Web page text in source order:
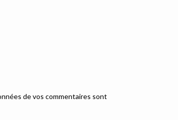
de vos commentaires sont